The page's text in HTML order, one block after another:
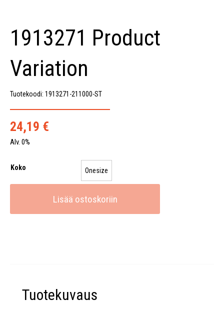
1913271 Product
Variation
Tuotekoodi: 1913271-211000-ST
24,19 €
Alv. 0%
Koko Onesize
Lisää ostoskoriin
Tuotekuvaus